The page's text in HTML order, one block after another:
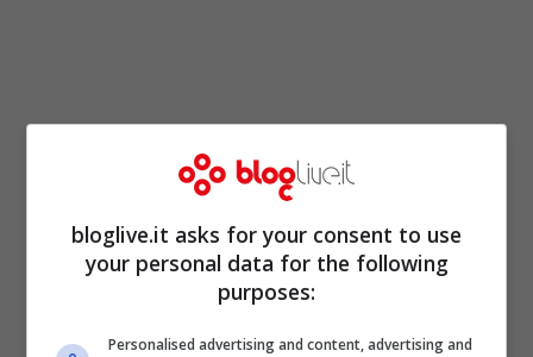
alle 21.10 la commedia Premio
Oscar di Gabriele Salvatores intitolata
Mediterraneo, con Diego Abatantuono.
Alle 23.30 segue un’altra commedia
vincitrice all’ Academy: si tratta de
bloglive.it asks for your consent to use
your personal data for the following
purposes:
Personalised advertising and content, advertising and